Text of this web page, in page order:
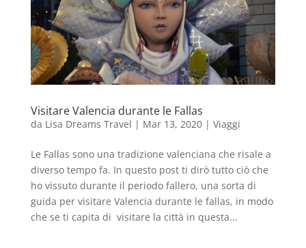
Visitare Valencia durante le Fallas
da Lisa Dreams Travel | Mar 13, 2020| Viaggi
Le Fallas sono una tradizione valenciana che risale a
diverso tempo fa. In questo post ti dirò tutto ciò che
ho vissuto durante il periodo fallero, una sorta di
guida per visitare Valencia durante le fallas, in modo
che se ti capita di visitare la città in questa...